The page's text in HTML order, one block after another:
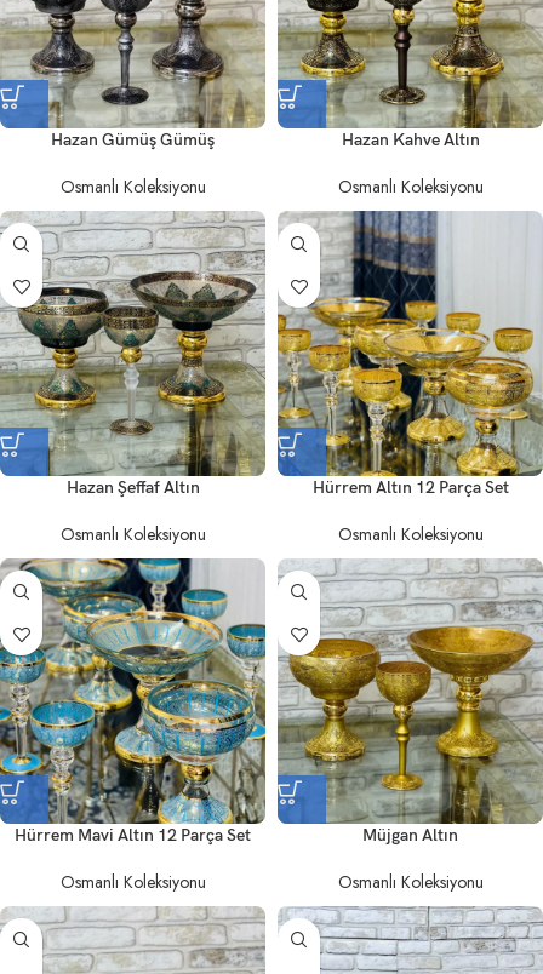
Hazan Gümüş Gümüş
Osmanlı Koleksiyonu
Hazan Kahve Altın
Osmanlı Koleksiyonu
Hazan Şeffaf Altın
Osmanlı Koleksiyonu
Hürrem Altın 12 Parça Set
Osmanlı Koleksiyonu
Hürrem Mavi Altın 12 Parça Set
Osmanlı Koleksiyonu
Müjgan Altın
Osmanlı Koleksiyonu